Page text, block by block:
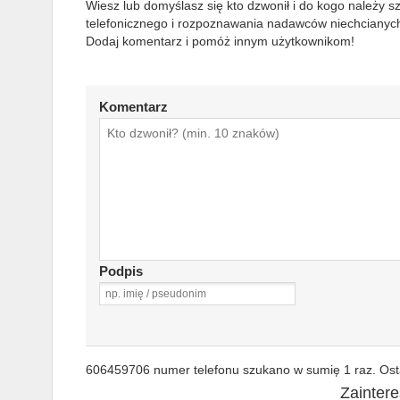
Wiesz lub domyślasz się kto dzwonił i do kogo należy
telefonicznego i rozpoznawania nadawców
Dodaj komentarz i pomóż innym użytkownikom!
Komentarz
Podpis
606459706 numer telefonu szukano w sumię 1 raz.